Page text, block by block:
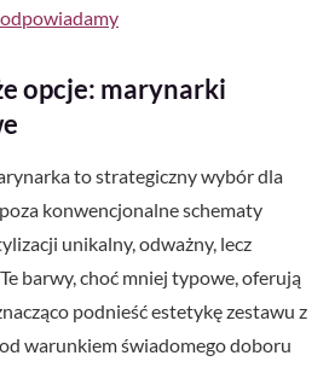
opcje: marynarki
to strategiczny wybór dla
konwencjonalne schematy
unikalny, odważny, lecz
barwy, choć mniej typowe, oferują
podnieść estetykę zestawu z
warunkiem świadomego doboru